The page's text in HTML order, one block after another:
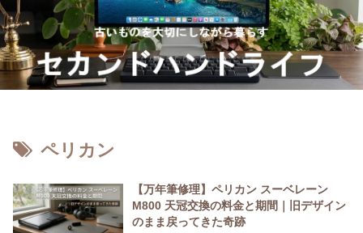
ペリカン
【万年筆修理】ペリカン スーベレーン
M800 天冠交換の料金と期間｜旧デザイン
のまま戻ってきた奇跡